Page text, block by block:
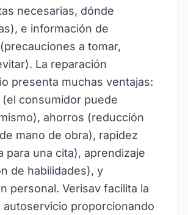
necesarias, dónde
e información de
a tomar,
La reparación
presenta muchas ventajas:
consumidor puede
ahorros (reducción
mano de obra), rapidez
para una cita), aprendizaje
de habilidades), y
personal. Verisav facilita la
autoservicio proporcionando